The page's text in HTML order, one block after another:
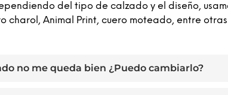
del tipo de calzado y el diseño,
charol, Animal Print, cuero moteado, entre
no me queda bien ¿Puedo cambiarlo?